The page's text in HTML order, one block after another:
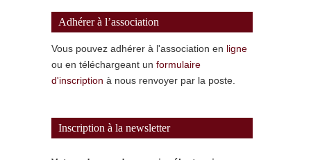
Adhérer à l’association
Vous pouvez adhérer à l'association en ligne
ou en téléchargeant un formulaire
d'inscription à nous renvoyer par la poste.
Inscription à la newsletter